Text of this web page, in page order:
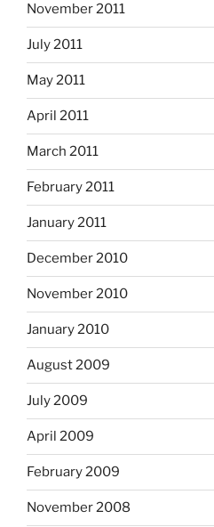
November 2011
July 2011
May 2011
April 2011
March 2011
February 2011
January 2011
December 2010
November 2010
January 2010
August 2009
July 2009
April 2009
February 2009
November 2008